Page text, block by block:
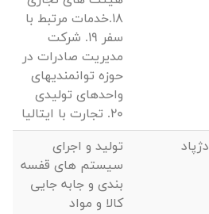
18.خدمات مرتبط با
سفر 19. شرکت
مدیریت صادرات در
حوزه توانمندیهای
واحدهای تولیدی
20. تجارت با ایتالیا
دژپاد
تولید و اجرای
سیستم های قفسه
بندی و جابه جایی
کالا و مواد